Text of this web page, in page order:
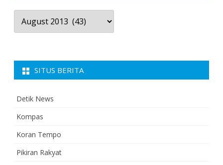
Arsip
Berita
SITUS BERITA
Detik News
Kompas
Koran Tempo
Pikiran Rakyat